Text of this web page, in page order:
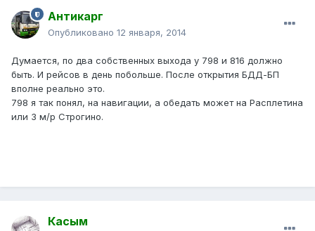
Антикарг
Опубликовано 12 января, 2014
Думается, по два собственных выхода у 798 и 816 должно
быть. И рейсов в день побольше. После открытия БДД-БП
вполне реально это.
798 я так понял, на навигации, а обедать может на Расплетина
или 3 м/р Строгино.
Касым